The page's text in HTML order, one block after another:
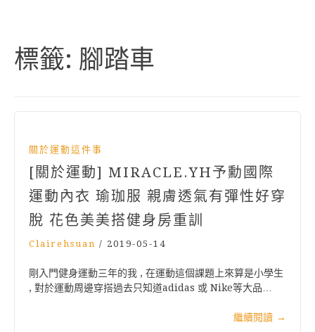
標籤: 腳踏車
關於運動這件事
[關於運動] MIRACLE.YH予勳國際
運動內衣 瑜珈服 親膚透氣有彈性好穿
脫 花色美美搭健身房重訓
Clairehsuan / 2019-05-14
剛入門健身運動三年的我 , 在運動這個課題上來算是小學生
, 對於運動周邊穿搭過去只知道adidas 或 Nike等大品…
繼續閱讀 →